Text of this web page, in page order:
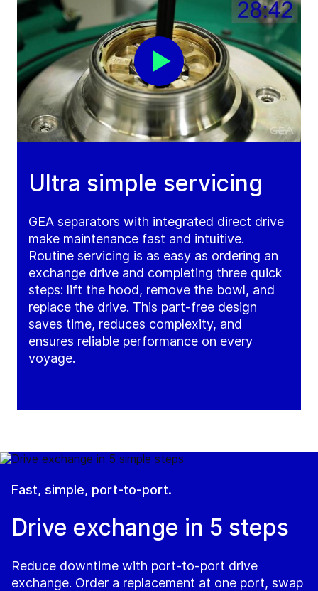
Ultra simple servicing
GEA separators with integrated direct drive
make maintenance fast and intuitive.
Routine servicing is as easy as ordering an
exchange drive and completing three quick
steps: lift the hood, remove the bowl, and
replace the drive. This part-free design
saves time, reduces complexity, and
ensures reliable performance on every
voyage.
Fast, simple, port-to-port.
Drive exchange in 5 steps
Reduce downtime with port-to-port drive
exchange. Order a replacement at one port, swap